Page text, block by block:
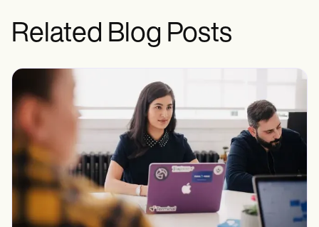
Related Blog Posts